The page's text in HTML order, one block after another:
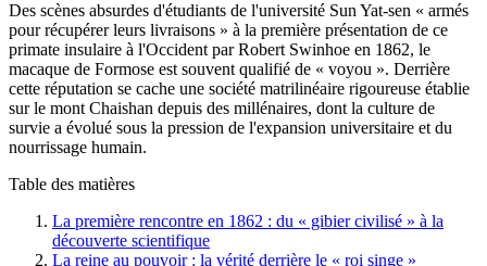
Des scènes absurdes d'étudiants de l'université Sun Yat-sen « armés
pour récupérer leurs livraisons » à la première présentation de ce
primate insulaire à l'Occident par Robert Swinhoe en 1862, le
macaque de Formose est souvent qualifié de « voyou ». Derrière
cette réputation se cache une société matrilinéaire rigoureuse établie
sur le mont Chaishan depuis des millénaires, dont la culture de
survie a évolué sous la pression de l'expansion universitaire et du
nourrissage humain.
Table des matières
La première rencontre en 1862 : du « gibier civilisé » à la
découverte scientifique
La reine au pouvoir : la vérité derrière le « roi singe »